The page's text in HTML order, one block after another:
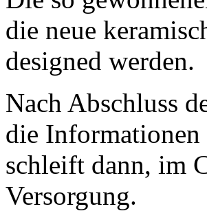
die neue
designed werden.
Nach Abschluss
die Informationen
schleift dann, im
Versorgung.